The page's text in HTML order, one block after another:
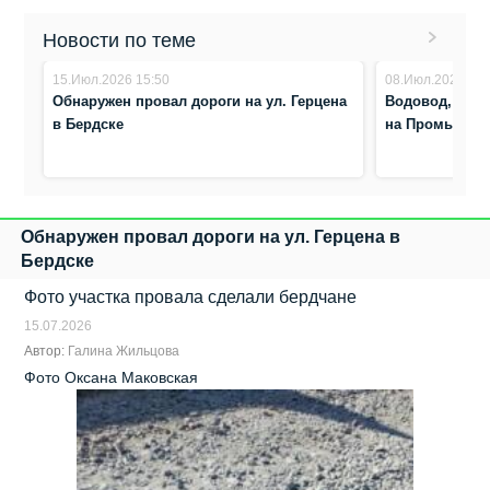
Новости по теме
15.Июл.2026 15:50
Обнаружен провал дороги на ул. Герцена
в Бердске
08.Июл.2026
Водовод,
на
Обнаружен провал дороги на ул. Герцена в
Бердске
Фото участка провала сделали бердчане
15.07.2026
Автор: Галина Жильцова
Фото Оксана Маковская